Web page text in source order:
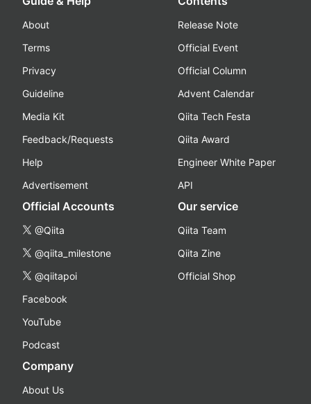
About
Terms
Privacy
Guideline
Media Kit
Feedback/Requests
Help
Advertisement
Release Note
Official Event
Official Column
Advent Calendar
Qiita Tech Festa
Qiita Award
Engineer White Paper
API
Official Accounts
@Qiita
@qiita_milestone
@qiitapoi
Facebook
YouTube
Podcast
Our service
Qiita Team
Qiita Zine
Official Shop
Company
About Us